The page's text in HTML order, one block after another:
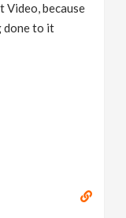
Video, because
done to it